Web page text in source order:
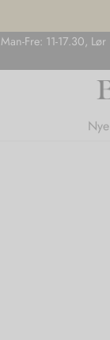
Fre: 11-17.30, Lør